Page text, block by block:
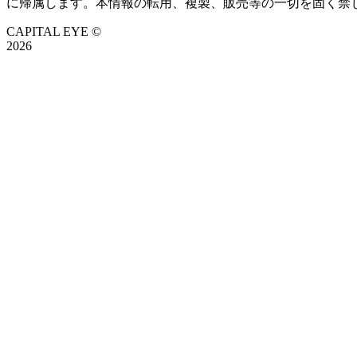
に帰属します。本情報の転用、複製、販売等の一切を固く禁
CAPITAL EYE ©
2026